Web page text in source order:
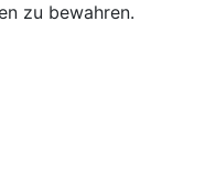
zu bewahren.